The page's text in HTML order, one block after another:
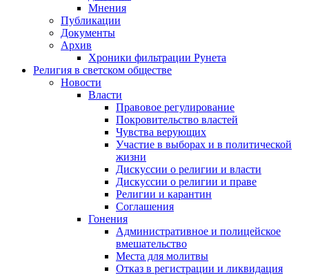
Мнения
Публикации
Документы
Архив
Хроники фильтрации Рунета
Религия в светском обществе
Новости
Власти
Правовое регулирование
Покровительство властей
Чувства верующих
Участие в выборах и в политической
жизни
Дискуссии о религии и власти
Дискуссии о религии и праве
Религии и карантин
Соглашения
Гонения
Административное и полицейское
вмешательство
Места для молитвы
Отказ в регистрации и ликвидация